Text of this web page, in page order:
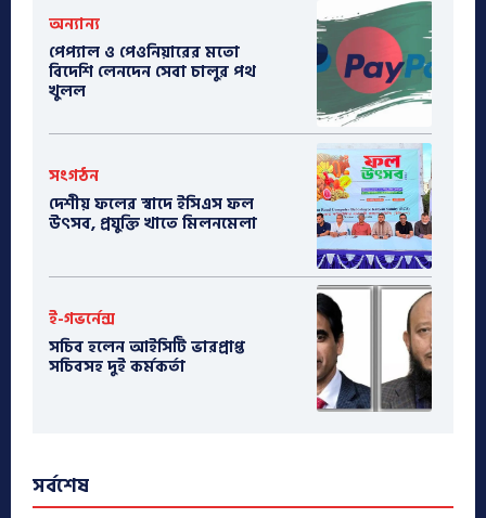
অন্যান্য
পেপ্যাল ও পেওনিয়ারের মতো
বিদেশি লেনদেন সেবা চালুর পথ
খুলল
সংগঠন
দেশীয় ফলের স্বাদে ইসিএস ফল
উৎসব, প্রযুক্তি খাতে মিলনমেলা
ই-গভর্নেন্স
সচিব হলেন আইসিটি ভারপ্রাপ্ত
সচিবসহ দুই কর্মকর্তা
সর্বশেষ